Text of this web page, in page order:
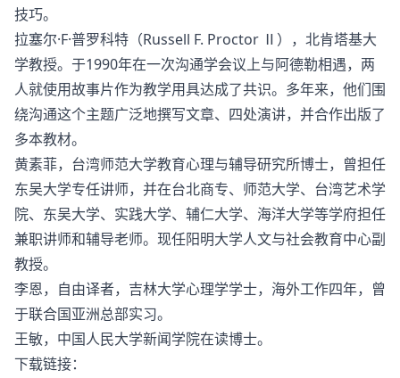
技巧。
拉塞尔·F·普罗科特（Russell F. Proctor Ⅱ），北肯塔基大
学教授。于1990年在一次沟通学会议上与阿德勒相遇，两
人就使用故事片作为教学用具达成了共识。多年来，他们围
绕沟通这个主题广泛地撰写文章、四处演讲，并合作出版了
多本教材。
黄素菲，台湾师范大学教育心理与辅导研究所博士，曾担任
东吴大学专任讲师，并在台北商专、师范大学、台湾艺术学
院、东吴大学、实践大学、辅仁大学、海洋大学等学府担任
兼职讲师和辅导老师。现任阳明大学人文与社会教育中心副
教授。
李恩，自由译者，吉林大学心理学学士，海外工作四年，曾
于联合国亚洲总部实习。
王敏，中国人民大学新闻学院在读博士。
下载链接：